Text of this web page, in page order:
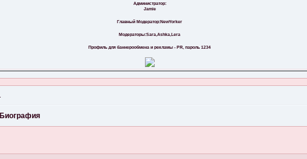
Администратор:
Jamie
Главный Модератор:NewYorker
Модераторы:Sara,Ashka,Lera
Профиль для баннерообмена и рекламы - PR, пароль 1234
Биография